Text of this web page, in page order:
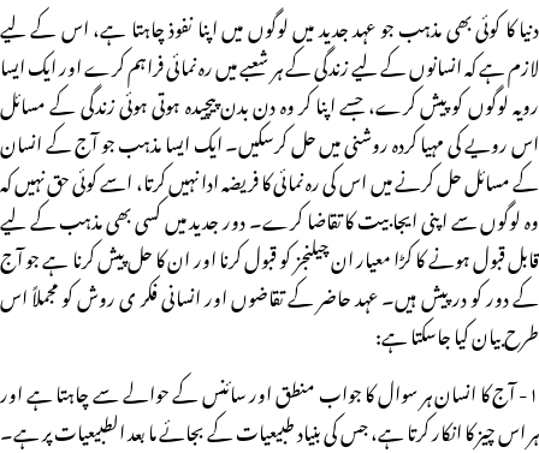
دنیا کا کوئی بھی مذہب جو عہد جدید میں لوگوں میں اپنا نفوذ چاہتا ہے، اس کے لیے
لازم ہے کہ انسانوں کے لیے زندگی کے ہر شعبے میں رہ نمائی فراہم کرے اور ایک ایسا
رویہ لوگوں کو پیش کرے، جسے اپنا کر وہ دن بدن پیچیدہ ہوتی ہوئی زندگی کے مسائل
اس رویے کی مہیا کردہ روشنی میں حل کرسکیں۔ ایک ایسا مذہب جو آج کے انسان
کے مسائل حل کرنے میں اس کی رہ نمائی کا فریضہ ادا نہیں کرتا، اسے کوئی حق نہیں کہ
وہ لوگوں سے اپنی ایجابیت کا تقاضا کرے۔ دور جدید میں کسی بھی مذہب کے لیے
قابل قبول ہونے کا کڑا معیار ان چیلنجز کو قبول کرنا اور ان کا حل پیش کرنا ہے جو آج
کے دور کو در پیش ہیں۔ عہد حاضر کے تقاضوں اور انسانی فکر ی روش کو مجملاً اس
طرح بیان کیا جاسکتا ہے:
۱- آج کا انسان ہر سوال کا جواب منطق اور سائنس کے حوالے سے چاہتا ہے اور
ہر اس چیز کا انکار کرتا ہے، جس کی بنیاد طبیعیات کے بجائے ما بعد الطبیعیات پر ہے۔